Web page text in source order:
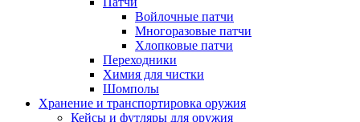
Войлочные патчи
Многоразовые патчи
Хлопковые патчи
Переходники
Химия для чистки
Шомполы
Хранение и транспортировка оружия
Кейсы и футляры для оружия